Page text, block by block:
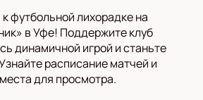
футбольной лихорадке на
в Уфе! Поддержите клуб
динамичной игрой и станьте
расписание матчей и
для просмотра.